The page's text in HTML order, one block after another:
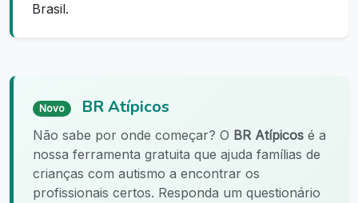
Brasil.
Novo BR Atípicos
Não sabe por onde começar? O BR Atípicos é a
nossa ferramenta gratuita que ajuda famílias de
crianças com autismo a encontrar os
profissionais certos. Responda um questionário